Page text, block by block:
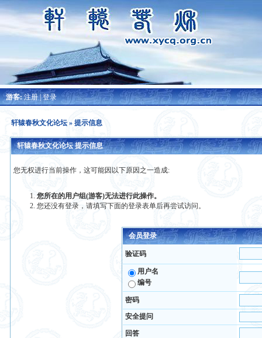
游客:注册|登录
轩辕春秋文化论坛» 提示信息
轩辕春秋文化论坛 提示信息
您无权进行当前操作，这可能因以下原因之一造成:
您所在的用户组(游客)无法进行此操作。
您还没有登录，请填写下面的登录表单后再尝试访问。
会员登录
验证码
用户名
编号
密码
安全提问
回答